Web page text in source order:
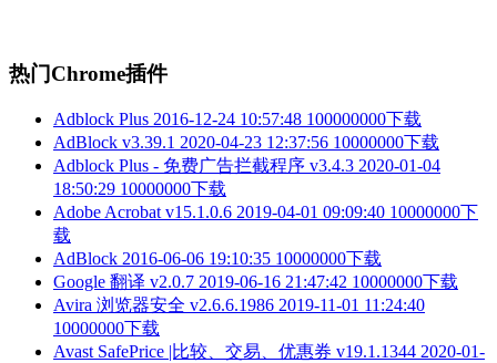
热门Chrome插件
Adblock Plus 2016-12-24 10:57:48 100000000下载
AdBlock v3.39.1 2020-04-23 12:37:56 10000000下载
Adblock Plus - 免费广告拦截程序 v3.4.3 2020-01-04
18:50:29 10000000下载
Adobe Acrobat v15.1.0.6 2019-04-01 09:09:40 10000000下
载
AdBlock 2016-06-06 19:10:35 10000000下载
Google 翻译 v2.0.7 2019-06-16 21:47:42 10000000下载
Avira 浏览器安全 v2.6.6.1986 2019-11-01 11:24:40
10000000下载
Avast SafePrice |比较、交易、优惠券 v19.1.1344 2020-01-